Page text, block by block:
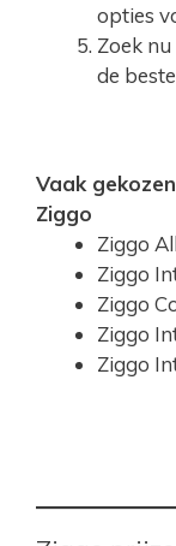
opties
Zoek
de
Vaak
Ziggo
Ziggo
Ziggo
Ziggo
Ziggo
Ziggo